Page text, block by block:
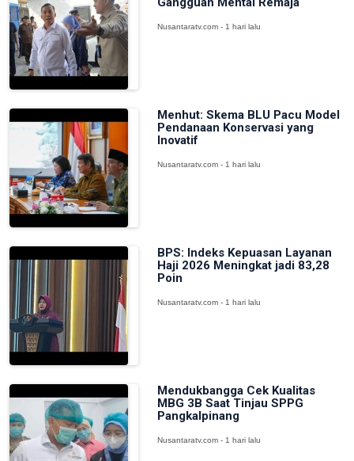
Nusantaratv.com - 1 hari lalu
Menhut: Skema BLU Pacu Model
Pendanaan Konservasi yang
Inovatif
Nusantaratv.com - 1 hari lalu
BPS: Indeks Kepuasan Layanan
Haji 2026 Meningkat jadi 83,28
Poin
Nusantaratv.com - 1 hari lalu
Mendukbangga Cek Kualitas
MBG 3B Saat Tinjau SPPG
Pangkalpinang
Nusantaratv.com - 1 hari lalu